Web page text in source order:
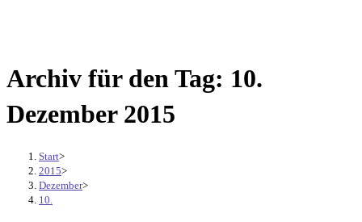
Archiv für den Tag: 10.
Dezember 2015
Start>
2015>
Dezember>
10.